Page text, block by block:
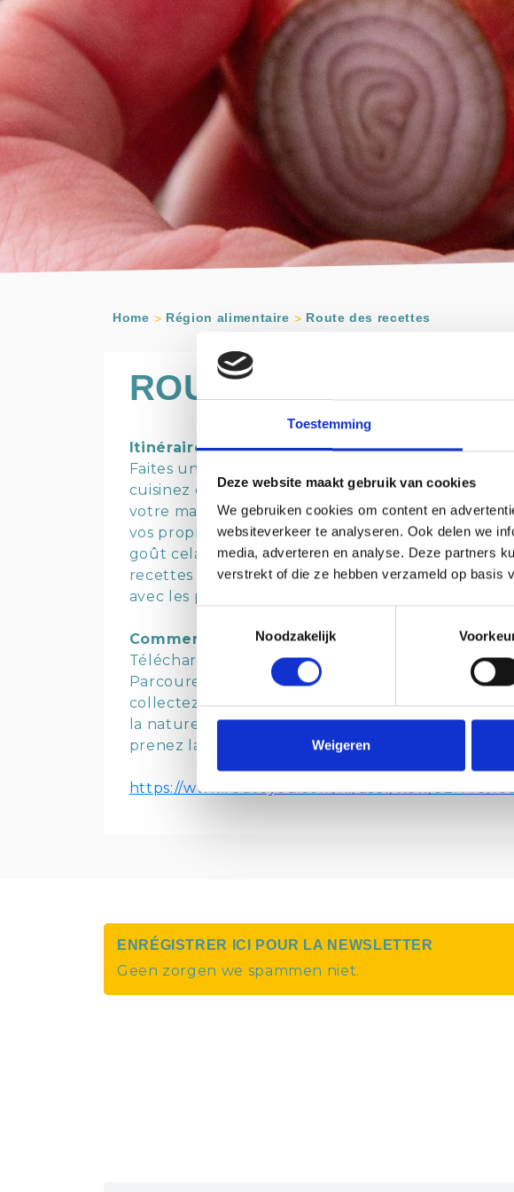
Toestemming
Deze website maakt gebruik van cookies
We gebruiken cookies om content en
websiteverkeer te analyseren. Ook delen we
media, adverteren en analyse. Deze partners
verstrekt of die ze hebben verzameld op basis
Noodzakelijk
Weigeren
Home Région alimentaire Route des recettes
ROUTE DES
Itinéraires routes de recette
Faites un parcours à vélo, collectez les
cuisinez ou faites cuire un délicieux repas sain à la
votre maison de vacances. Avec nos itinéraires
vos propres ingrédients. Vous apprendrez ce
goût cela a et comment le préparer. Pour vous
recettes qui vous expliquent, étape par étape,
avec les produits locaux les plus savoureux.
Comment ça marche?
Téléchargez
la recettede votre choix sur la page
Parcourez à vélo la magnifique région de region
collectez vos ingrédients en chemin, comme
la nature et des visites chez les producteurs
prenez la recette et mettez-vous au travail !
https://www.routeyou.com/nl/user/view/921779/
ENRÉGISTRER ICI POUR LA NEWSLETTER
Geen zorgen we spammen niet.